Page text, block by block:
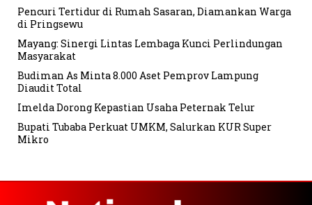
Pencuri Tertidur di Rumah Sasaran, Diamankan Warga
di Pringsewu
Mayang: Sinergi Lintas Lembaga Kunci Perlindungan
Masyarakat
Budiman As Minta 8.000 Aset Pemprov Lampung
Diaudit Total
Imelda Dorong Kepastian Usaha Peternak Telur
Bupati Tubaba Perkuat UMKM, Salurkan KUR Super
Mikro